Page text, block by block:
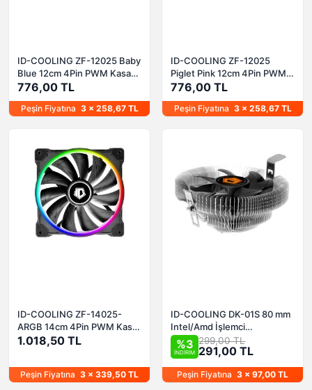
ID-COOLING ZF-12025 Baby
Blue 12cm 4Pin PWM Kasa
Fanı
776,00 TL
Peşin Fiyatına 3 x 258,67 TL
ID-COOLING ZF-12025
Piglet Pink 12cm 4Pin PWM
Pembe Kasa Fanı
776,00 TL
Peşin Fiyatına 3 x 258,67 TL
ID-COOLING ZF-14025-
ARGB 14cm 4Pin PWM Kasa
Fanı
1.018,50 TL
Peşin Fiyatına 3 x 339,50 TL
ID-COOLING DK-01S 80 mm
Intel/Amd İşlemci
Soğutucusu
%3
İNDİRİM
299,00 TL
291,00 TL
Peşin Fiyatına 3 x 97,00 TL